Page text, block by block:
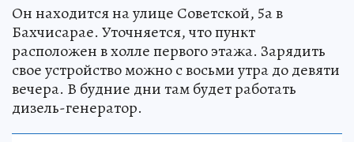
Он находится на улице Советской, 5а в
Бахчисарае. Уточняется, что пункт
расположен в холле первого этажа. Зарядить
свое устройство можно с восьми утра до девяти
вечера. В будние дни там будет работать
дизель-генератор.